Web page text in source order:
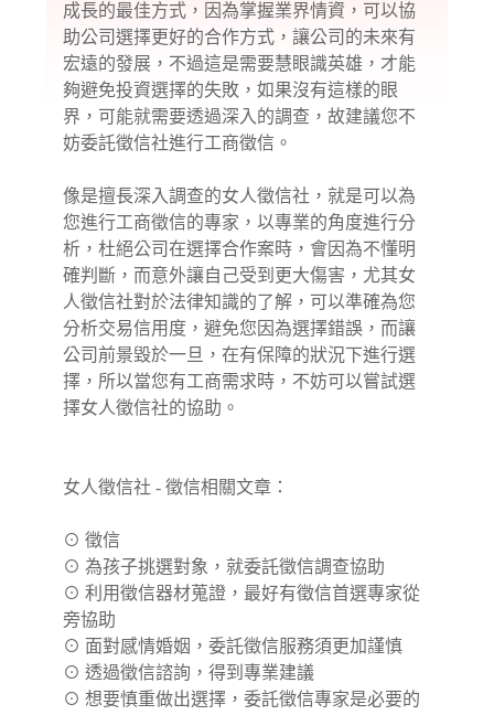
成長的最佳方式，因為掌握業界情資，可以協
助公司選擇更好的合作方式，讓公司的未來有
宏遠的發展，不過這是需要慧眼識英雄，才能
夠避免投資選擇的失敗，如果沒有這樣的眼
界，可能就需要透過深入的調查，故建議您不
妨委託徵信社進行工商徵信。
像是擅長深入調查的女人徵信社，就是可以為
您進行工商徵信的專家，以專業的角度進行分
析，杜絕公司在選擇合作案時，會因為不懂明
確判斷，而意外讓自己受到更大傷害，尤其女
人徵信社對於法律知識的了解，可以準確為您
分析交易信用度，避免您因為選擇錯誤，而讓
公司前景毀於一旦，在有保障的狀況下進行選
擇，所以當您有工商需求時，不妨可以嘗試選
擇女人徵信社的協助。
女人徵信社 - 徵信相關文章：
⊙徵信
⊙為孩子挑選對象，就委託徵信調查協助
⊙利用徵信器材蒐證，最好有徵信首選專家從
旁協助
⊙ 面對感情婚姻，委託徵信服務須更加謹慎
⊙透過徵信諮詢，得到專業建議
⊙想要慎重做出選擇，委託徵信專家是必要的